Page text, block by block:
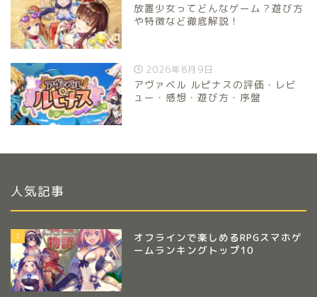
放置少女ってどんなゲーム？遊び方
や特徴など徹底解説！
2026年8月9日
アヴァベル ルピナスの評価・レビ
ュー・感想・遊び方・序盤
人気記事
1
オフラインで楽しめるRPGスマホゲ
ームランキングトップ10